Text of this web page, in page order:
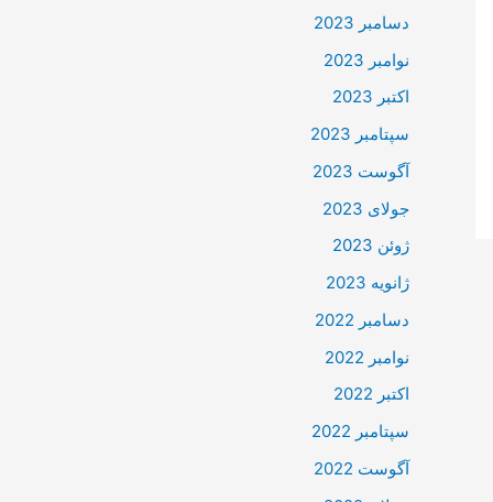
دسامبر 2023
نوامبر 2023
اکتبر 2023
سپتامبر 2023
آگوست 2023
جولای 2023
ژوئن 2023
ژانویه 2023
دسامبر 2022
نوامبر 2022
اکتبر 2022
سپتامبر 2022
آگوست 2022